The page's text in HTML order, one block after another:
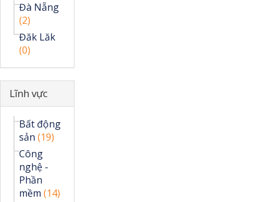
Đà Nẵng
(2)
Đăk Lăk
(0)
Ẩn
Lĩnh vực
Bất động
sản (19)
Công
nghệ -
Phần
mềm (14)